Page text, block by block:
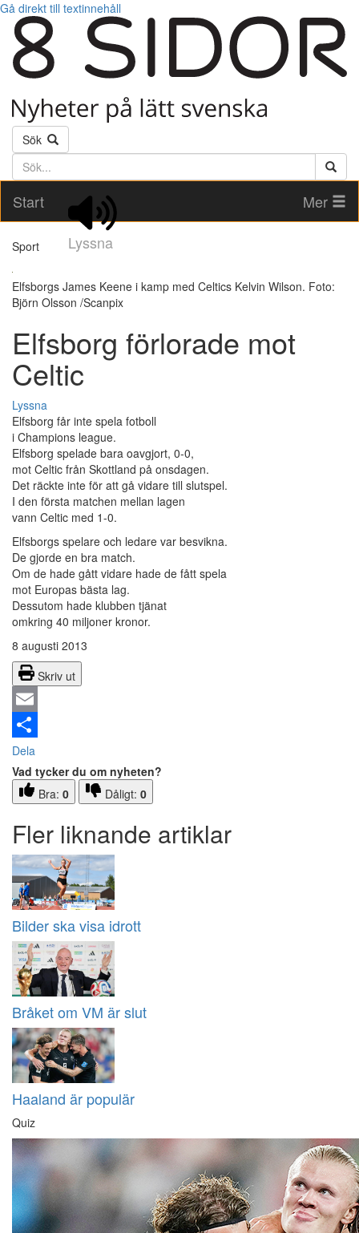
Gå direkt till textinnehåll
Sök
Söktext
Start
Lyssna
Mer
Sport
Elfsborgs James Keene i kamp med Celtics Kelvin Wilson. Foto:
Björn Olsson /Scanpix
Elfsborg förlorade mot
Celtic
Lyssna
Elfsborg får inte spela fotboll
i Champions league.
Elfsborg spelade bara oavgjort, 0-0,
mot Celtic från Skottland på onsdagen.
Det räckte inte för att gå vidare till slutspel.
I den första matchen mellan lagen
vann Celtic med 1-0.
Elfsborgs spelare och ledare var besvikna.
De gjorde en bra match.
Om de hade gått vidare hade de fått spela
mot Europas bästa lag.
Dessutom hade klubben tjänat
omkring 40 miljoner kronor.
8 augusti 2013
Skriv ut
Email
Dela
Vad tycker du om nyheten?
Bra: 0 Dåligt: 0
Fler liknande artiklar
Bilder ska visa idrott
Bråket om VM är slut
Haaland är populär
Quiz